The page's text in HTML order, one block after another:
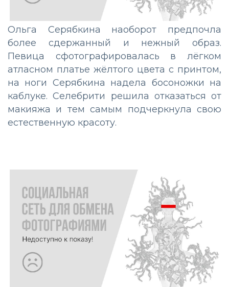
Ольга Серябкина наоборот предпочла
более сдержанный и нежный образ.
Певица сфотографировалась в лёгком
атласном платье жёлтого цвета с принтом,
на ноги Серябкина надела босоножки на
каблуке. Селебрити решила отказаться от
макияжа и тем самым подчеркнула свою
естественную красоту.